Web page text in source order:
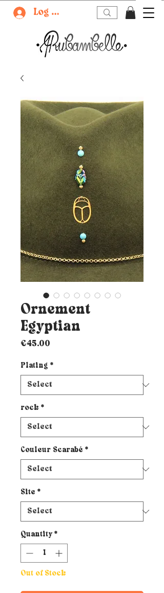
Log In
Ornement
Egyptian
€45.00
Plating *
rock *
Couleur Scarabé *
Site *
Quantity *
Out of Stock